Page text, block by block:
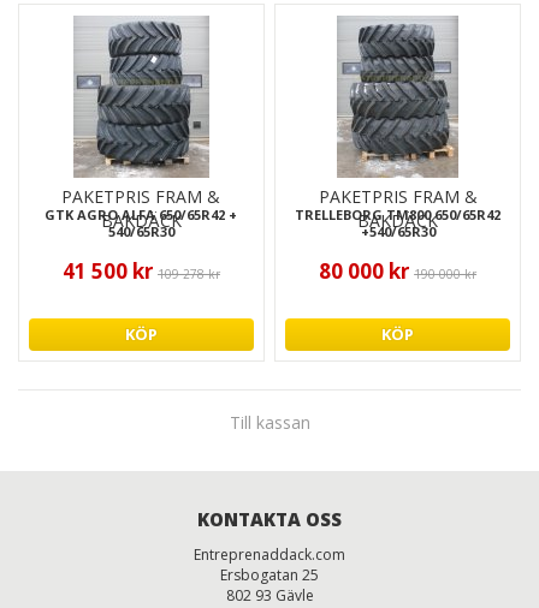
PAKETPRIS FRAM &
BAKDÄCK
GTK AGRO ALFA 650/65R42 +
540/65R30
41 500 kr 109 278 kr
KÖP
PAKETPRIS FRAM &
BAKDÄCK
TRELLEBORG TM800 650/65R42
+540/65R30
80 000 kr 190 000 kr
KÖP
Till kassan
KONTAKTA OSS
Entreprenaddack.com
Ersbogatan 25
802 93 Gävle